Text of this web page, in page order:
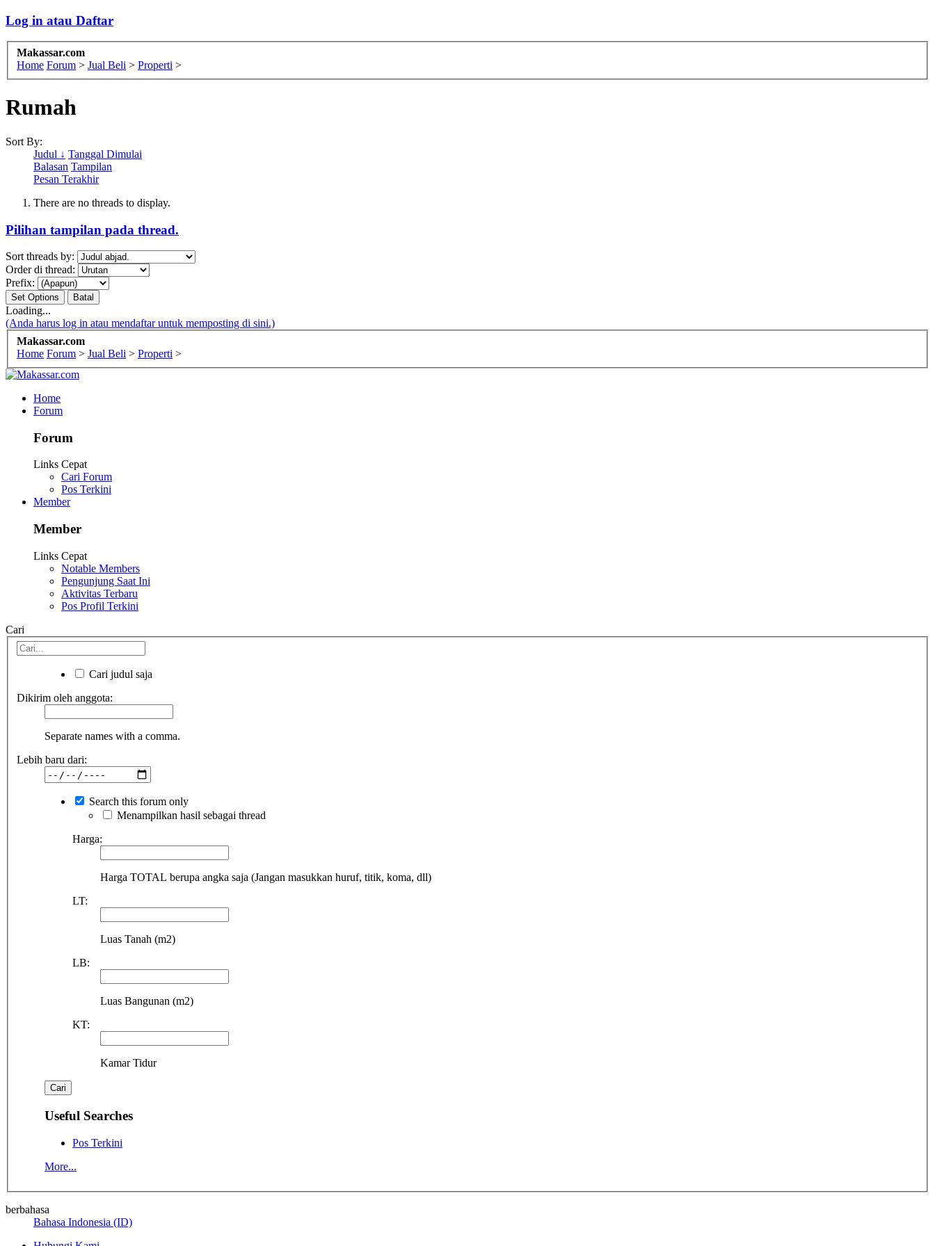
Log in atau Daftar
Makassar.com
Home Forum > Jual Beli > Properti >
Rumah
Sort By:
Judul ↓ Tanggal Dimulai
Balasan Tampilan
Pesan Terakhir
There are no threads to display.
Pilihan tampilan pada thread.
Sort threads by:
Order di thread:
Prefix:
Loading...
(Anda harus log in atau mendaftar untuk memposting di sini.)
Makassar.com
Home Forum > Jual Beli > Properti >
Home
Forum
Forum
Links Cepat
Cari Forum
Pos Terkini
Member
Member
Links Cepat
Notable Members
Pengunjung Saat Ini
Aktivitas Terbaru
Pos Profil Terkini
Cari
Cari judul saja
Dikirim oleh anggota:
Separate names with a comma.
Lebih baru dari:
Search this forum only
Menampilkan hasil sebagai thread
Harga:
Harga TOTAL berupa angka saja (Jangan masukkan huruf, titik, koma, dll)
LT:
Luas Tanah (m2)
LB:
Luas Bangunan (m2)
KT:
Kamar Tidur
Useful Searches
Pos Terkini
More...
berbahasa
Bahasa Indonesia (ID)